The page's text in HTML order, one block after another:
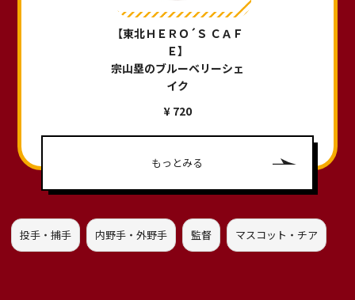
【東北ＨＥＲＯ´Ｓ ＣＡＦ
Ｅ】
宗山塁のブルーベリーシェ
イク
¥ 720
もっとみる
投手・捕手 内野手・外野手 監督 マスコット・チア